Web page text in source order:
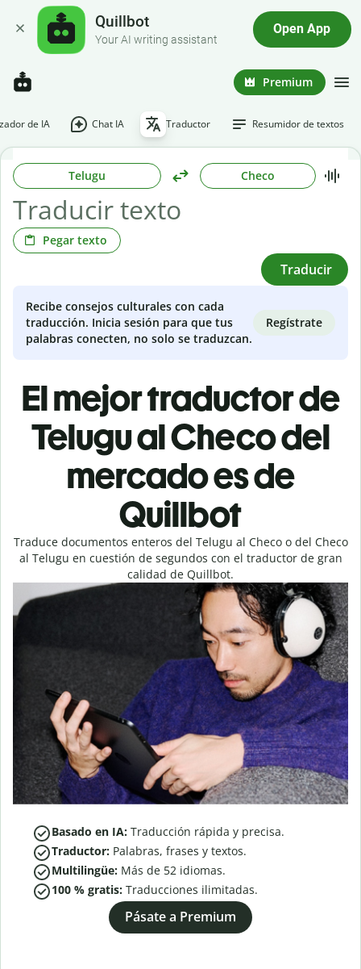
Quillbot
Your AI writing assistant
Open App
Premium
de IA Chat IA Traductor Resumidor de textos
Telugu Checo
Pegar texto
Traducir
Recibe consejos culturales con cada
traducción. Inicia sesión para que tus
palabras conecten, no solo se traduzcan.
Regístrate
El mejor traductor de
Telugu al Checo del
mercado es de
Quillbot
Traduce documentos enteros del Telugu al Checo o del Checo
al Telugu en cuestión de segundos con el traductor de gran
calidad de Quillbot.
Basado en IA: Traducción rápida y precisa.
Traductor: Palabras, frases y textos.
Multilingüe: Más de 52 idiomas.
100 % gratis: Traducciones ilimitadas.
Pásate a Premium